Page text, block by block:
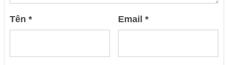
Tên* Email*